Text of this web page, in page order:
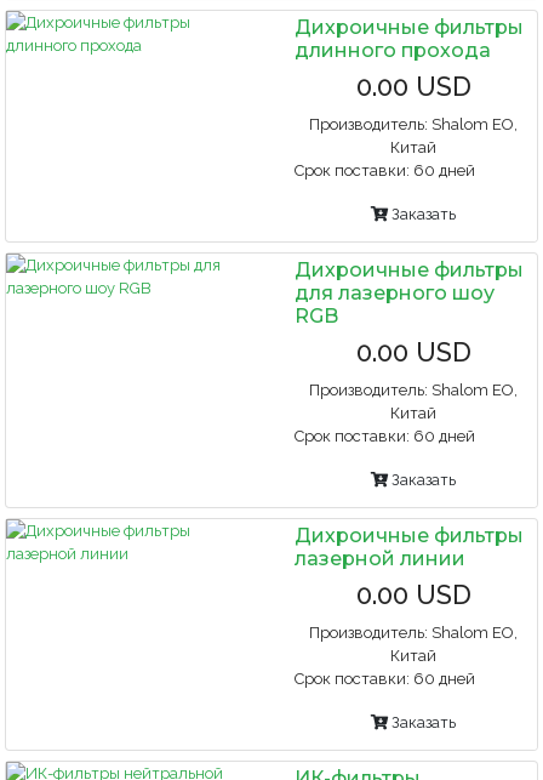
Дихроичные фильтры
длинного прохода
0.00 USD
Производитель: Shalom EO,
Китай
Срок поставки: 60 дней
Заказать
Дихроичные фильтры
для лазерного шоу
RGB
0.00 USD
Производитель: Shalom EO,
Китай
Срок поставки: 60 дней
Заказать
Дихроичные фильтры
лазерной линии
0.00 USD
Производитель: Shalom EO,
Китай
Срок поставки: 60 дней
Заказать